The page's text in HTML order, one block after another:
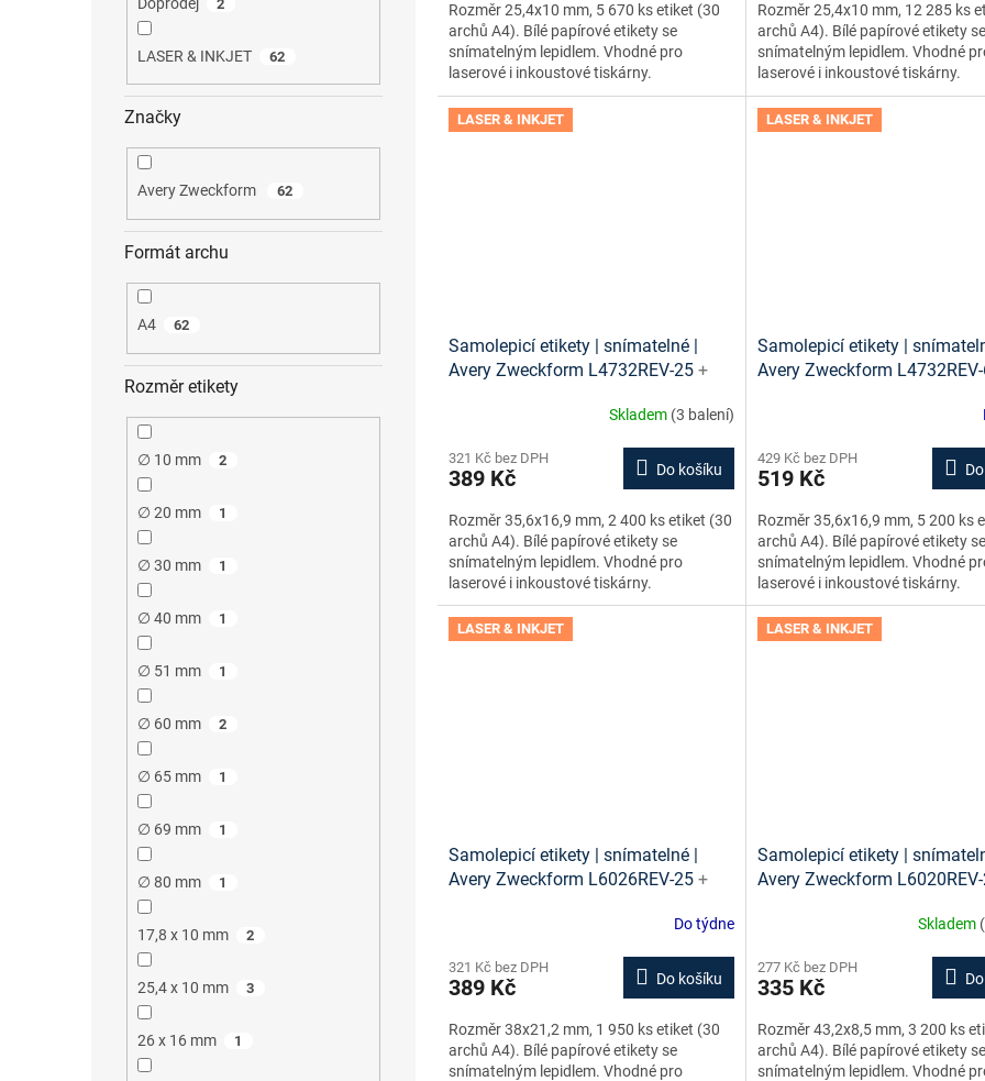
2
LASER & INKJET 62
Značky
Avery Zweckform 62
Formát archu
A4 62
Rozměr etikety
∅ 10 mm 2
∅ 20 mm 1
∅ 30 mm 1
∅ 40 mm 1
∅ 51 mm 1
∅ 60 mm 2
∅ 65 mm 1
∅ 69 mm 1
∅ 80 mm 1
17,8 x 10 mm 2
25,4 x 10 mm 3
26 x 16 mm 1
Rozměr 25,4x10 mm, 5 670 ks etiket (30
archů A4). Bílé papírové etikety se
snímatelným lepidlem. Vhodné pro
laserové i inkoustové tiskárny.
Rozměr 25,4x10 mm, 12 285 ks
archů A4). Bílé papírové etikety se
snímatelným lepidlem. Vhodné
laserové i inkoustové tiskárny.
LASER & INKJET
Samolepicí etikety | snímatelné |
Avery Zweckform L4732REV-25 +
Skladem (3 balení)
321 Kč bez DPH
389 Kč Do košíku
Rozměr 35,6x16,9 mm, 2 400 ks etiket (30
archů A4). Bílé papírové etikety se
snímatelným lepidlem. Vhodné pro
laserové i inkoustové tiskárny.
LASER & INKJET
Samolepicí etikety |
Avery Zweckform
429 Kč bez DPH
519 Kč
Rozměr 35,6x16,9 mm, 5 200 ks
archů A4). Bílé papírové etikety se
snímatelným lepidlem. Vhodné
laserové i inkoustové tiskárny.
LASER & INKJET
Samolepicí etikety | snímatelné |
Avery Zweckform L6026REV-25 +
Do týdne
321 Kč bez DPH
389 Kč Do košíku
Rozměr 38x21,2 mm, 1 950 ks etiket (30
archů A4). Bílé papírové etikety se
snímatelným lepidlem. Vhodné pro
LASER & INKJET
Samolepicí etikety |
Avery Zweckform
Skladem
277 Kč bez DPH
335 Kč
Rozměr 43,2x8,5 mm, 3 200 ks
archů A4). Bílé papírové etikety se
snímatelným lepidlem. Vhodné